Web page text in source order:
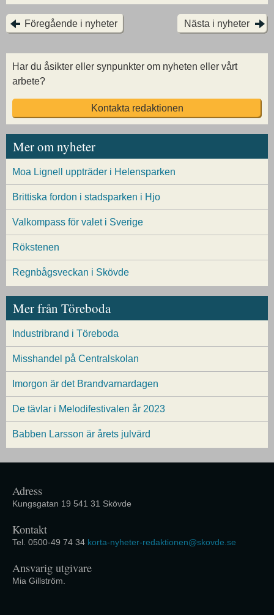
Föregående i nyheter Nästa i nyheter
Har du åsikter eller synpunkter om nyheten eller vårt
arbete?
Kontakta redaktionen
Mer om nyheter
Moa Lignell uppträder i Helensparken
Brittiska fordon i stadsparken i Hjo
Valkompass för valet i Sverige
Rökstenen
Regnbågsveckan i Skövde
Mer från Töreboda
Industribrand i Töreboda
Misshandel på Centralskolan
Imorgon är det Brandvarnardagen
De tävlar i Melodifestivalen år 2023
Babben Larsson är årets julvärd
Adress
Kungsgatan 19 541 31 Skövde
Kontakt
Tel. 0500-49 74 34 korta-nyheter-redaktionen@skovde.se
Ansvarig utgivare
Mia Gillström.